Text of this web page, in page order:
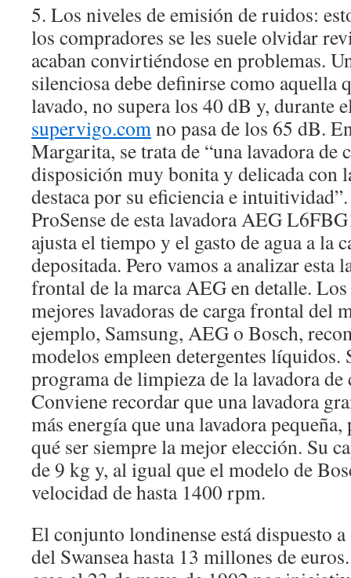
5. Los niveles de emisión de ruidos:
los compradores se les suele olvidar
acaban convirtiéndose en problemas.
silenciosa debe definirse como aquella
lavado, no supera los 40 dB y, durante
supervigo.comno pasa de los 65 dB.
Margarita, se trata de “una lavadora
disposición muy bonita y delicada con
destaca por su eficiencia e
ProSense de esta lavadora AEG
ajusta el tiempo y el gasto de agua a la
depositada. Pero vamos a analizar esta
frontal de la marca AEG en detalle.
mejores lavadoras de carga frontal del
ejemplo, Samsung, AEG o Bosch,
modelos empleen detergentes líquidos.
programa de limpieza de la lavadora
Conviene recordar que una lavadora
más energía que una lavadora
qué ser siempre la mejor elección. Su
de 9 kg y, al igual que el modelo de
velocidad de hasta 1400 rpm.
El conjunto londinense está dispuesto
del Swansea hasta 13 millones de